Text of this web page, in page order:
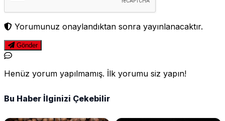
Yorumunuz onaylandıktan sonra yayınlanacaktır.
Gönder
Henüz yorum yapılmamış. İlk yorumu siz yapın!
Bu Haber İlginizi Çekebilir